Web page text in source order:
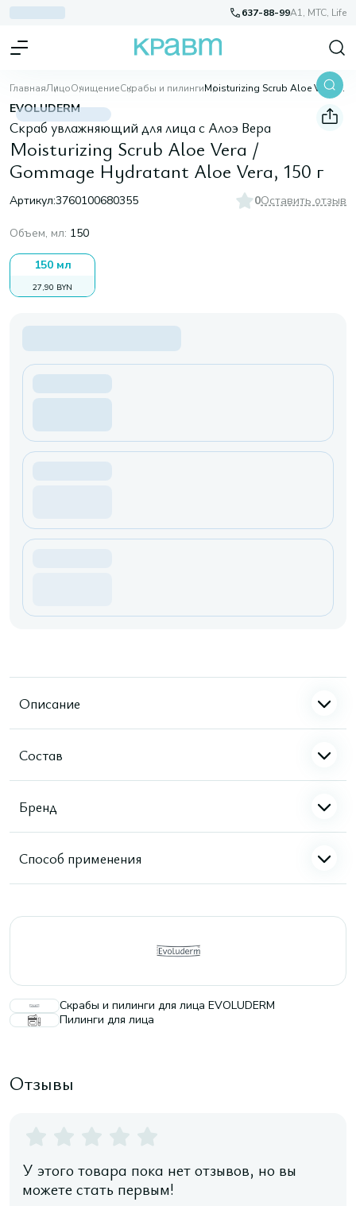
637-88-99A1, МТС, Life
ГлавнаяЛицоОчищениеСкрабы и пилинги Moisturizing Scrub Aloe Vera / Gommage Hydratant Aloe Vera, 150 г
EVOLUDERM
Скраб увлажняющий для лица с Алоэ Вера
Moisturizing Scrub Aloe Vera /
Gommage Hydratant Aloe Vera, 150 г
Артикул:3760100680355 0Оставить отзыв
Объем, мл: 150
150 мл
27,90 BYN
Описание
Состав
Бренд
Способ применения
Скрабы и пилинги для лица EVOLUDERM
Пилинги для лица
Отзывы
У этого товара пока нет отзывов, но вы
можете стать первым!